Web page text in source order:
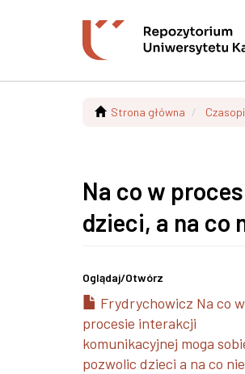
Strona główna
Na co w
dzieci, a na co
Oglądaj/Otwórz
Frydrychowicz Na co w
procesie interakcji
komunikacyjnej moga
pozwolic dzieci a na co nie